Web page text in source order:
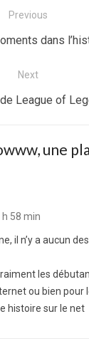
Previous
dans
Next
League of
une
58 min
il n’y a aucun
les
ou bien pour
histoire sur le net